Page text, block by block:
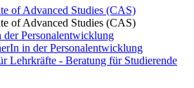
of Advanced Studies (CAS)
of Advanced Studies (CAS)
Personalentwicklung
in der Personalentwicklung
Lehrkräfte - Beratung für Studierende